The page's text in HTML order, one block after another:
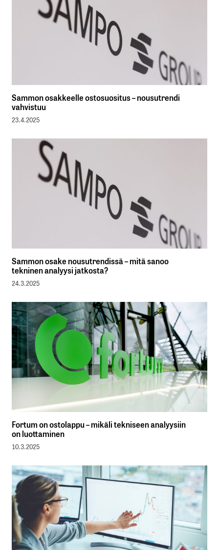
Sammon osakkeelle ostosuositus – nousutrendi
vahvistuu
23.4.2025
Sammon osake nousutrendissä – mitä sanoo
tekninen analyysi jatkosta?
24.3.2025
Fortum on ostolappu – mikäli tekniseen analyysiin
on luottaminen
10.3.2025